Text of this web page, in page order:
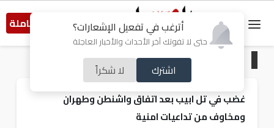
أترغب في تفعيل الإشعارات؟
حتى لا تفوتك آخر الأحداث والأخبار العاجلة
اشترك لا شكراً
النسخة الكاملة
من فلسطين
غضب في تل ابيب بعد اتفاق واشنطن وطهران
ومخاوف من تداعيات امنية